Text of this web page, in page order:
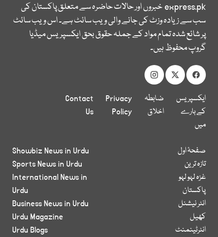
express.pkخبروں اور حالات حاضرہ سے متعلق پاکستان کی
سب سے زیادہ وزٹ کی جانے والی ویب سائٹ ہے۔ اس ویب سائٹ
پر شائع شدہ تمام مواد کے جملہ حقوق بحق ایکسپریس میڈیا
گروپ محفوظ ہیں۔
ایکسپریس
کے بارے
میں
ضابطہ
اخلاق
Privacy
Policy
Contact
Us
صفحۂ اول
تازہ ترین
غزہ لہو لہو
پاکستان
انٹر نیشنل
کھیل
انٹرٹینمنٹ
Showbiz News in Urdu
Sports News in Urdu
International News in
Urdu
Business News in Urdu
Urdu Magazine
Urdu Blogs